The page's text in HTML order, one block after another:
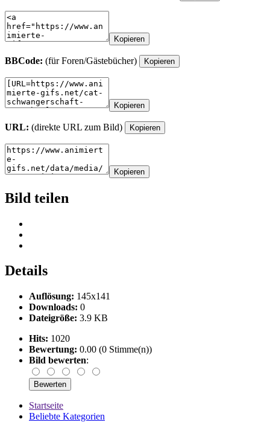
Kopieren
BBCode: (für Foren/Gästebücher) Kopieren
Kopieren
URL: (direkte URL zum Bild) Kopieren
Kopieren
Bild teilen
Details
Auflösung: 145x141
Downloads: 0
Dateigröße: 3.9 KB
Hits: 1020
Bewertung: 0.00 (0 Stimme(n))
Bild bewerten:
Startseite
Beliebte Kategorien